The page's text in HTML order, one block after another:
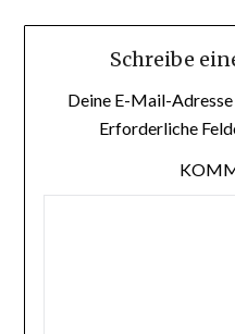
Schreibe
Deine E-Mail-
Erforderliche